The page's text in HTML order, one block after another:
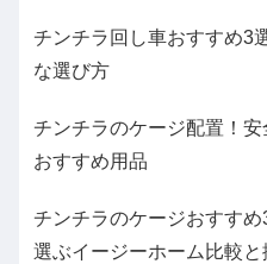
チンチラ回し車おすすめ3
な選び方
チンチラのケージ配置！
おすすめ用品
チンチラのケージおすす
選ぶイージーホーム比較と